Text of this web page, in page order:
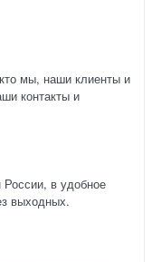
мы, наши клиенты и
контакты и
в удобное
выходных.